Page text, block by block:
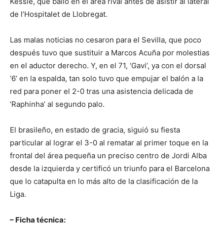
de l’Hospitalet de Llobregat.
Las malas noticias no cesaron para el Sevilla, que poco
después tuvo que sustituir a Marcos Acuña por molestias
en el aductor derecho. Y, en el 71, ‘Gavi’, ya con el dorsal
‘6’ en la espalda, tan solo tuvo que empujar el balón a la
red para poner el 2-0 tras una asistencia delicada de
‘Raphinha’ al segundo palo.
El brasileño, en estado de gracia, siguió su fiesta
particular al lograr el 3-0 al rematar al primer toque en la
frontal del área pequeña un preciso centro de Jordi Alba
desde la izquierda y certificó un triunfo para el Barcelona
que lo catapulta en lo más alto de la clasificación de la
Liga.
– Ficha técnica: